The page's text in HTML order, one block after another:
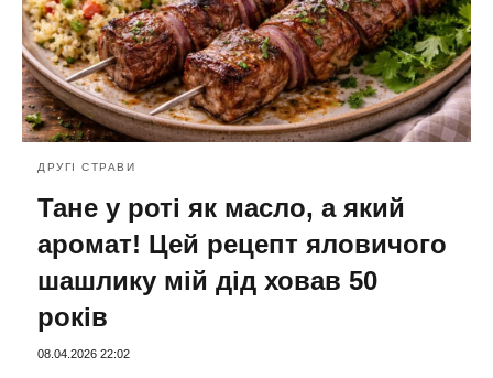
ДРУГІ СТРАВИ
Тане у роті як масло, а який
аромат! Цей рецепт яловичого
шашлику мій дід ховав 50
років
08.04.2026 22:02